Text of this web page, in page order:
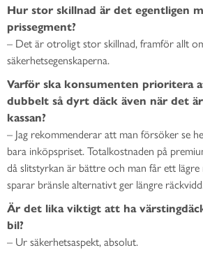
Hur stor skillnad är det egentligen
prissegment?
– Det är otroligt stor skillnad, framför allt
säkerhetsegenskaperna.
Varför ska konsumenten prioritera
dubbelt så dyrt däck även när det
kassan?
– Jag rekommenderar att man försöker se
bara inköpspriset. Totalkostnaden på
då slitstyrkan är bättre och man får ett
sparar bränsle alternativt ger längre
Är det lika viktigt att ha
bil?
– Ur säkerhetsaspekt, absolut.